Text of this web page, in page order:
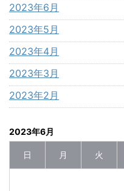
2023年6月
2023年5月
2023年4月
2023年3月
2023年2月
2023年6月
日 月 火